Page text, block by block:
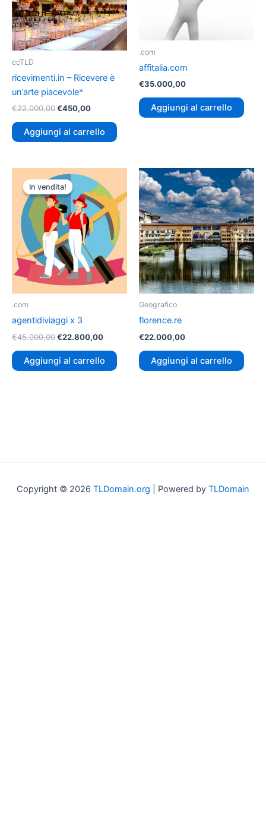
ccTLD
ricevimenti.in – Ricevere è
un’arte piacevole*
€22.000,00€450,00
Aggiungi al carrello
.com
affitalia.com
€35.000,00
Aggiungi al carrello
In vendita!
In vendita!
.com
agentidiviaggi x 3
€45.000,00
prezzo
originale
era:
€45.000,00.
€22.800,00
attuale
è:
€22.800,00.
Aggiungi al carrello
Geografico
florence.re
€22.000,00
Aggiungi al carrello
Copyright © 2026 TLDomain.org | Powered by TLDomain